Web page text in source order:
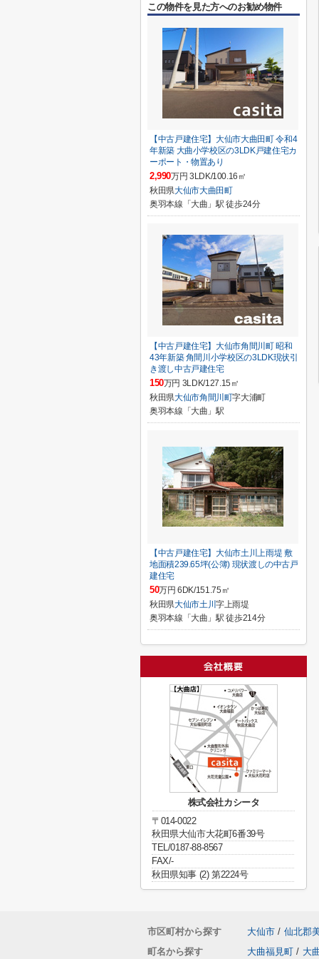
この物件を見た方へのお勧め物件
【中古戸建住宅】大仙市大曲田町 令和4
年新築 大曲小学校区の3LDK戸建住宅カ
ーポート・物置あり
2,990万円 3LDK/100.16㎡
秋田県大仙市大曲田町
奥羽本線「大曲」駅 徒歩24分
【中古戸建住宅】大仙市角間川町 昭和
43年新築 角間川小学校区の3LDK現状引
き渡し中古戸建住宅
150万円 3LDK/127.15㎡
秋田県大仙市角間川町字大浦町
奥羽本線「大曲」駅
【中古戸建住宅】大仙市土川上雨堤 敷
地面積239.65坪(公簿) 現状渡しの中古戸
建住宅
50万円 6DK/151.75㎡
秋田県大仙市土川字上雨堤
奥羽本線「大曲」駅 徒歩214分
株式会社カシータ
〒014-0022
秋田県大仙市大花町6番39号
TEL/0187-88-8567
FAX/-
秋田県知事 (2) 第2224号
市区町村から探す 大仙市 / 仙北郡
町名から探す
大曲福見町 / 大